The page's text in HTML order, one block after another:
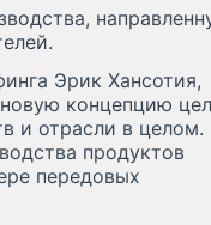
Эрик Хансотия,
концепцию
и отрасли в целом.
продуктов
передовых